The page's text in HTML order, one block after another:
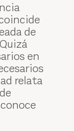
de
en
relata